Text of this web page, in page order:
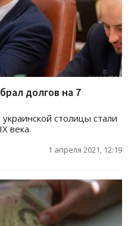
долгов на 7
столицы стали
века.
1 апреля 2021, 12:19